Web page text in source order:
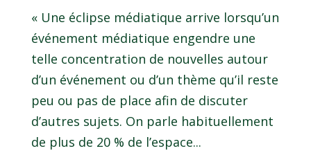
« Une éclipse médiatique arrive lorsqu’un
événement médiatique engendre une
telle concentration de nouvelles autour
d’un événement ou d’un thème qu’il reste
peu ou pas de place afin de discuter
d’autres sujets. On parle habituellement
de plus de 20 % de l’espace...